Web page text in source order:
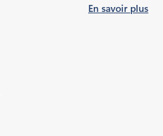
En savoir plus